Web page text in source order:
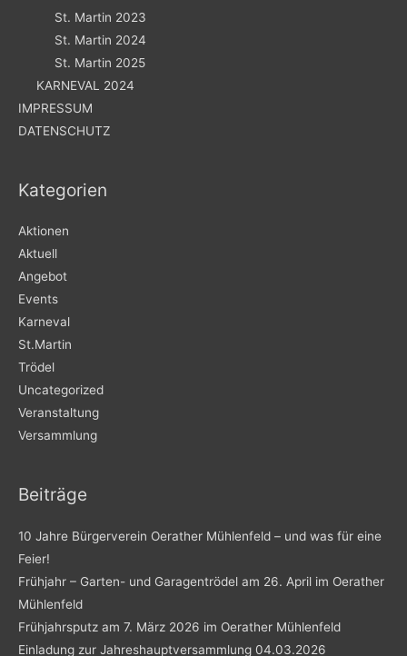
St. Martin 2023
St. Martin 2024
St. Martin 2025
KARNEVAL 2024
IMPRESSUM
DATENSCHUTZ
Kategorien
Aktionen
Aktuell
Angebot
Events
Karneval
St.Martin
Trödel
Uncategorized
Veranstaltung
Versammlung
Beiträge
10 Jahre Bürgerverein Oerather Mühlenfeld – und was für eine
Feier!
Frühjahr – Garten- und Garagentrödel am 26. April im Oerather
Mühlenfeld
Frühjahrsputz am 7. März 2026 im Oerather Mühlenfeld
Einladung zur Jahreshauptversammlung 04.03.2026